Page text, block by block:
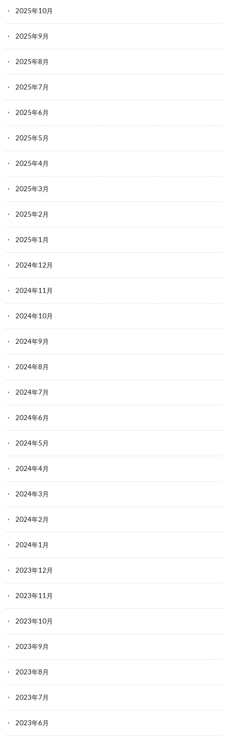
2025年10月
2025年9月
2025年8月
2025年7月
2025年6月
2025年5月
2025年4月
2025年3月
2025年2月
2025年1月
2024年12月
2024年11月
2024年10月
2024年9月
2024年8月
2024年7月
2024年6月
2024年5月
2024年4月
2024年3月
2024年2月
2024年1月
2023年12月
2023年11月
2023年10月
2023年9月
2023年8月
2023年7月
2023年6月